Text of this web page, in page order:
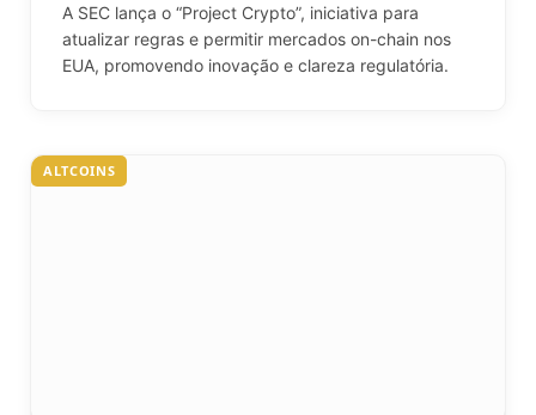
A SEC lança o “Project Crypto”, iniciativa para
atualizar regras e permitir mercados on-chain nos
EUA, promovendo inovação e clareza regulatória.
ALTCOINS